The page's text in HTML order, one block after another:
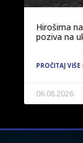
Hirošima
poziva na
PROČITAJ VIŠE
06.08.2026.